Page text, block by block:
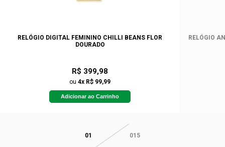
RELÓGIO DIGITAL FEMININO CHILLI BEANS FLOR
DOURADO
R$ 399,98
ou 4x R$ 99,99
Adicionar ao Carrinho
RELÓGIO
01 015